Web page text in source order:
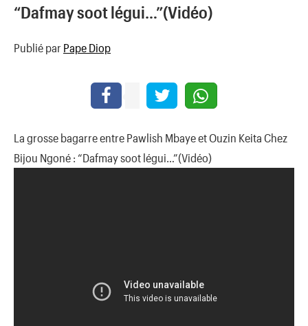
“Dafmay soot légui…”(Vidéo)
Publié par Pape Diop
La grosse bagarre entre Pawlish Mbaye et Ouzin Keita Chez
Bijou Ngoné : “Dafmay soot légui…”(Vidéo)